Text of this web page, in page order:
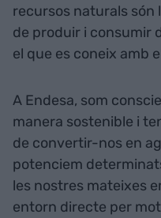
recursos naturals són
de produir i consumir
el que es coneix amb
A Endesa, som
manera sostenible i
de convertir-nos en
potenciem
les nostres mateixes
entorn directe per